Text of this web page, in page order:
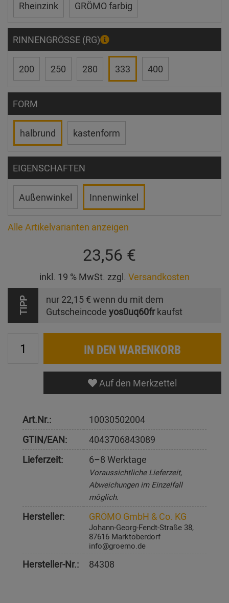
Rheinzink GRÖMO farbig
RINNENGRÖSSE (RG)
200 250 280 333 400
FORM
halbrund kastenform
EIGENSCHAFTEN
Außenwinkel Innenwinkel
Alle Artikelvarianten anzeigen
23,56 €
inkl. 19 % MwSt. zzgl. Versandkosten
TIPP nur 22,15 € wenn du mit dem
Gutscheincode yos0uq60frkaufst
IN DEN WARENKORB
Auf den Merkzettel
Art.Nr.:
10030502004
GTIN/EAN:
4043706843089
Lieferzeit:
6–8 Werktage
Voraussichtliche Lieferzeit,
Abweichungen im Einzelfall
möglich.
Hersteller: GRÖMO GmbH & Co. KG
Johann-Georg-Fendt-Straße 38,
87616 Marktoberdorf
info@groemo.de
Hersteller-Nr.: 84308